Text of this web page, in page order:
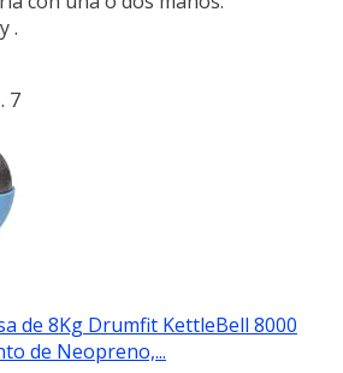
.
7
de 8Kg Drumfit KettleBell 8000
de Neopreno,...